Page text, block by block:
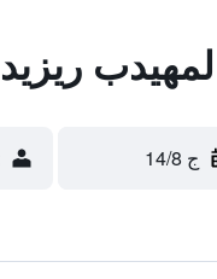
ريزيدنس
ج 14/8